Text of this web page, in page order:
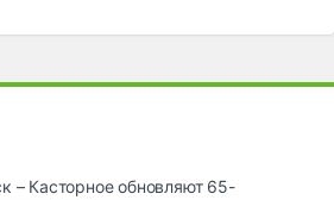
– Касторное обновляют 65-